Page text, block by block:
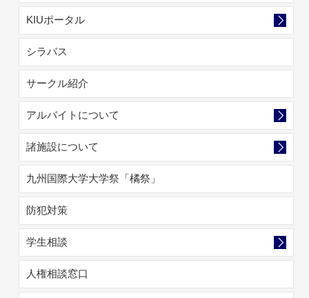
KIUポータル
シラバス
サークル紹介
アルバイトについて
諸施設について
九州国際大学大学祭「橘祭」
防犯対策
学生相談
人権相談窓口